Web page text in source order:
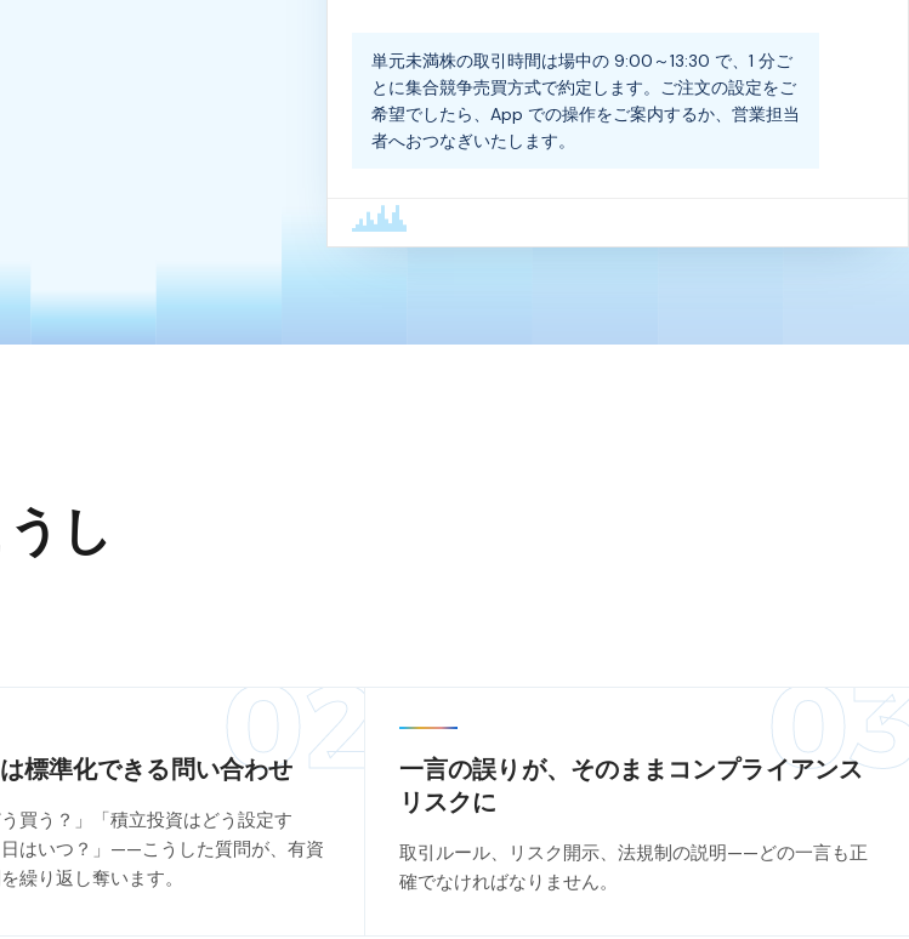
単元未満株の取引時間は場中の 9:00～13:30 で、1 分ご
とに集合競争売買方式で約定します。ご注文の設定をご
希望でしたら、App での操作をご案内するか、営業担当
者へおつなぎいたします。
し
02
標準化できる問い合わせ
う買う？」「積立投資はどう設定す
はいつ？」——こうした質問が、有資
繰り返し奪います。
一言の誤りが、そのままコンプライアンス
リスクに
取引ルール、リスク開示、法規制の説明——どの一言も正
確でなければなりません。